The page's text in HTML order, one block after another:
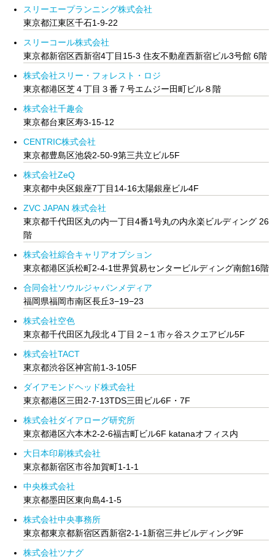
スリーエープランニング株式会社
東京都江東区千石1-9-22
スリーコール株式会社
東京都新宿区西新宿4丁目15-3 住友不動産西新宿ビル3号館 6階
株式会社スリー・フォレスト・ロジ
東京都港区芝４丁目３番７号エムジー田町ビル８階
株式会社千趣会
東京都台東区寿3-15-12
CENTRIC株式会社
東京都豊島区池袋2-50-9第三共立ビル5F
株式会社ZeQ
東京都中央区銀座7丁目14-16太陽銀座ビル4F
ZVC JAPAN 株式会社
東京都千代田区丸の内一丁目4番1号丸の内永楽ビルディング 26
階
株式会社綜合キャリアオプション
東京都港区浜松町2-4-1世界貿易センタービルディング南館16階
合同会社ソウルジャパンメディア
福岡県福岡市南区長丘3−19−23
株式会社空色
東京都千代田区九段北４丁目２−１市ヶ谷スクエアビル5F
株式会社TACT
東京都渋谷区神宮前1-3-105F
ダイアモンドヘッド株式会社
東京都港区三田2-7-13TDS三田ビル6F・7F
株式会社ダイアローグ研究所
東京都港区六本木2-2-6福吉町ビル6F katanaオフィス内
大日本印刷株式会社
東京都新宿区市谷加賀町1-1-1
中央株式会社
東京都墨田区東向島4-1-5
株式会社中央事務所
東京都東京都新宿区西新宿2-1-1新宿三井ビルディング9F
株式会社ツナグ